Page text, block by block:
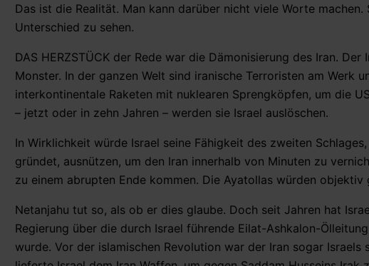
Das ist die Realität. Man kann darüber nicht viele Worte
Unterschied zu sehen.
DAS HERZSTÜCK der Rede war die Dämonisierung des Iran.
Monster. In der ganzen Welt sind iranische Terroristen am Werk
interkontinentale Raketen mit nuklearen Sprengköpfen, um die
– jetzt oder in zehn Jahren – werden sie Israel auslöschen.
In Wirklichkeit würde Israel seine Fähigkeit des zweiten
gründet, ausnützen, um den Iran innerhalb von Minuten zu
zu einem abrupten Ende kommen. Die Ayatollas würden
Netanjahu tut so, als ob er dies glaube. Doch seit Jahren hat
Regierung über die durch Israel führende Eilat-Ashkalon-
wurde. Vor der islamischen Revolution war der Iran sogar